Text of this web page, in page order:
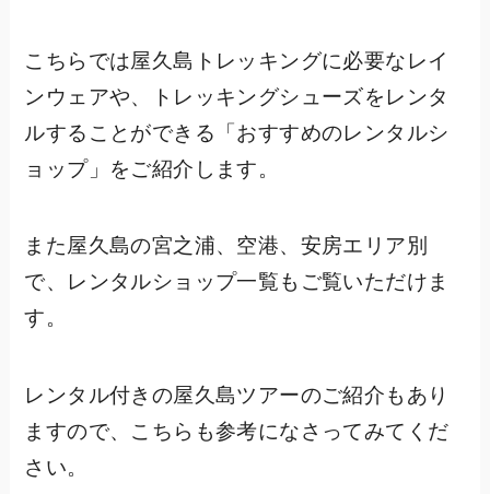
こちらでは屋久島トレッキングに必要なレイ
ンウェアや、トレッキングシューズをレンタ
ルすることができる「おすすめのレンタルシ
ョップ」をご紹介します。
また屋久島の宮之浦、空港、安房エリア別
で、レンタルショップ一覧もご覧いただけま
す。
レンタル付きの屋久島ツアーのご紹介もあり
ますので、こちらも参考になさってみてくだ
さい。